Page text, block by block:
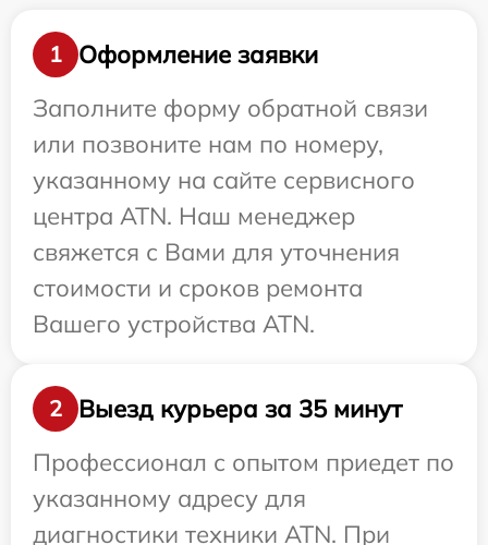
1
Оформление заявки
Заполните форму обратной связи
или позвоните нам по номеру,
указанному на сайте сервисного
центра ATN. Наш менеджер
свяжется с Вами для уточнения
стоимости и сроков ремонта
Вашего устройства ATN.
2
Выезд курьера за 35 минут
Профессионал с опытом приедет по
указанному адресу для
диагностики техники ATN. При